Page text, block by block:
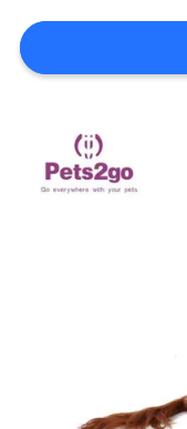
MAPA
DEL
SITIO
PRIVACY